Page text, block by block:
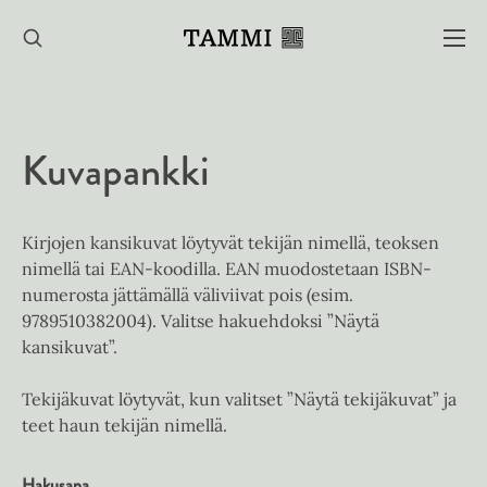
sisältöön
Kuvapankki
Kirjojen kansikuvat löytyvät tekijän nimellä, teoksen
nimellä tai EAN-koodilla. EAN muodostetaan ISBN-
numerosta jättämällä väliviivat pois (esim.
9789510382004). Valitse hakuehdoksi ”Näytä
kansikuvat”.
Tekijäkuvat löytyvät, kun valitset ”Näytä tekijäkuvat” ja
teet haun tekijän nimellä.